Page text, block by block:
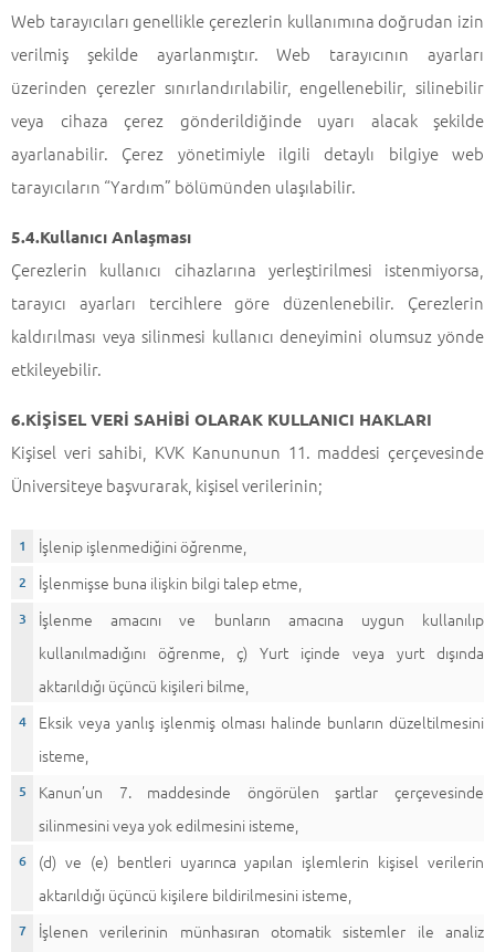
Web tarayıcıları genellikle çerezlerin kullanımına doğrudan izin
verilmiş şekilde ayarlanmıştır. Web tarayıcının ayarları
üzerinden çerezler sınırlandırılabilir, engellenebilir, silinebilir
veya cihaza çerez gönderildiğinde uyarı alacak şekilde
ayarlanabilir. Çerez yönetimiyle ilgili detaylı bilgiye web
tarayıcıların “Yardım” bölümünden ulaşılabilir.
5.4.Kullanıcı Anlaşması
Çerezlerin kullanıcı cihazlarına yerleştirilmesi istenmiyorsa,
tarayıcı ayarları tercihlere göre düzenlenebilir. Çerezlerin
kaldırılması veya silinmesi kullanıcı deneyimini olumsuz yönde
etkileyebilir.
6.KİŞİSEL VERİ SAHİBİ OLARAK KULLANICI HAKLARI
Kişisel veri sahibi, KVK Kanununun 11. maddesi çerçevesinde
Üniversiteye başvurarak, kişisel verilerinin;
İşlenip işlenmediğini öğrenme,
İşlenmişse buna ilişkin bilgi talep etme,
İşlenme amacını ve bunların amacına uygun kullanılıp
kullanılmadığını öğrenme, ç) Yurt içinde veya yurt dışında
aktarıldığı üçüncü kişileri bilme,
Eksik veya yanlış işlenmiş olması halinde bunların düzeltilmesini
isteme,
Kanun’un 7. maddesinde öngörülen şartlar çerçevesinde
silinmesini veya yok edilmesini isteme,
(d) ve (e) bentleri uyarınca yapılan işlemlerin kişisel verilerin
aktarıldığı üçüncü kişilere bildirilmesini isteme,
İşlenen verilerinin münhasıran otomatik sistemler ile analiz